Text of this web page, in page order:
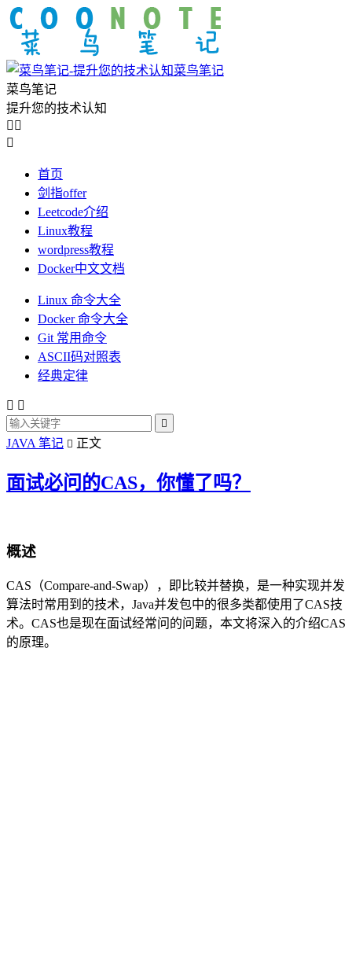
菜鸟笔记
菜鸟笔记
提升您的技术认知
 

首页
剑指offer
Leetcode介绍
Linux教程
wordpress教程
Docker中文文档
Linux 命令大全
Docker 命令大全
Git 常用命令
ASCII码对照表
经典定律
 

JAVA 笔记  正文
面试必问的CAS，你懂了吗？
概述
CAS（Compare-and-Swap），即比较并替换，是一种实现并发
算法时常用到的技术，Java并发包中的很多类都使用了CAS技
术。CAS也是现在面试经常问的问题，本文将深入的介绍CAS
的原理。